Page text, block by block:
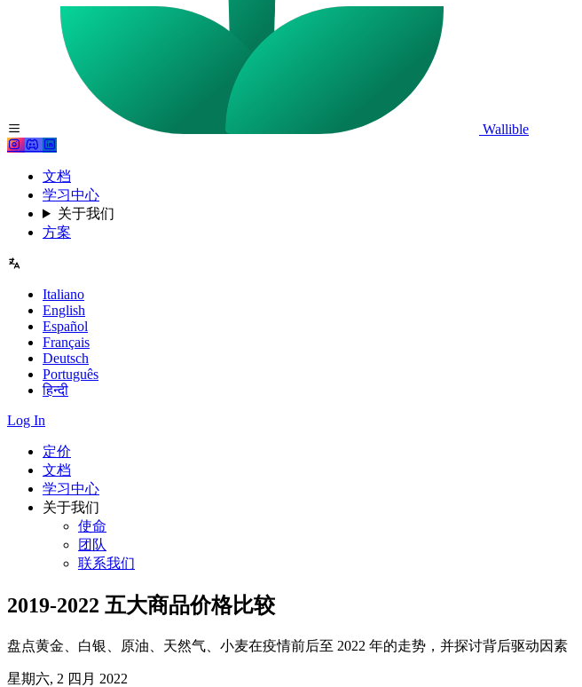
Wallible
文档
学习中心
关于我们
方案
Italiano
English
Español
Français
Deutsch
Português
हिन्दी
Log In
定价
文档
学习中心
关于我们
使命
团队
联系我们
2019-2022 五大商品价格比较
盘点黄金、白银、原油、天然气、小麦在疫情前后至 2022 年的走势，并探讨背后驱动因素
星期六, 2 四月 2022